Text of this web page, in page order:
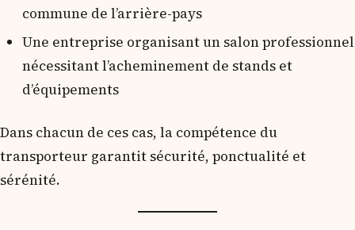
commune de l’arrière-pays
Une entreprise organisant un salon professionnel
nécessitant l’acheminement de stands et
d’équipements
Dans chacun de ces cas, la compétence du
transporteur garantit sécurité, ponctualité et
sérénité.